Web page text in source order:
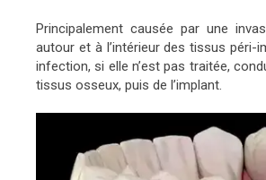
Principalement causée par une
autour et à l’intérieur des tissus péri-
infection, si elle n’est pas traitée,
tissus osseux, puis de l’implant.